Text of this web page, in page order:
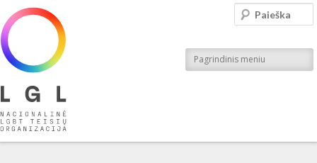
Nacionalinė LGBT teisių organizacija
Pagrindinis meniu
Paieška